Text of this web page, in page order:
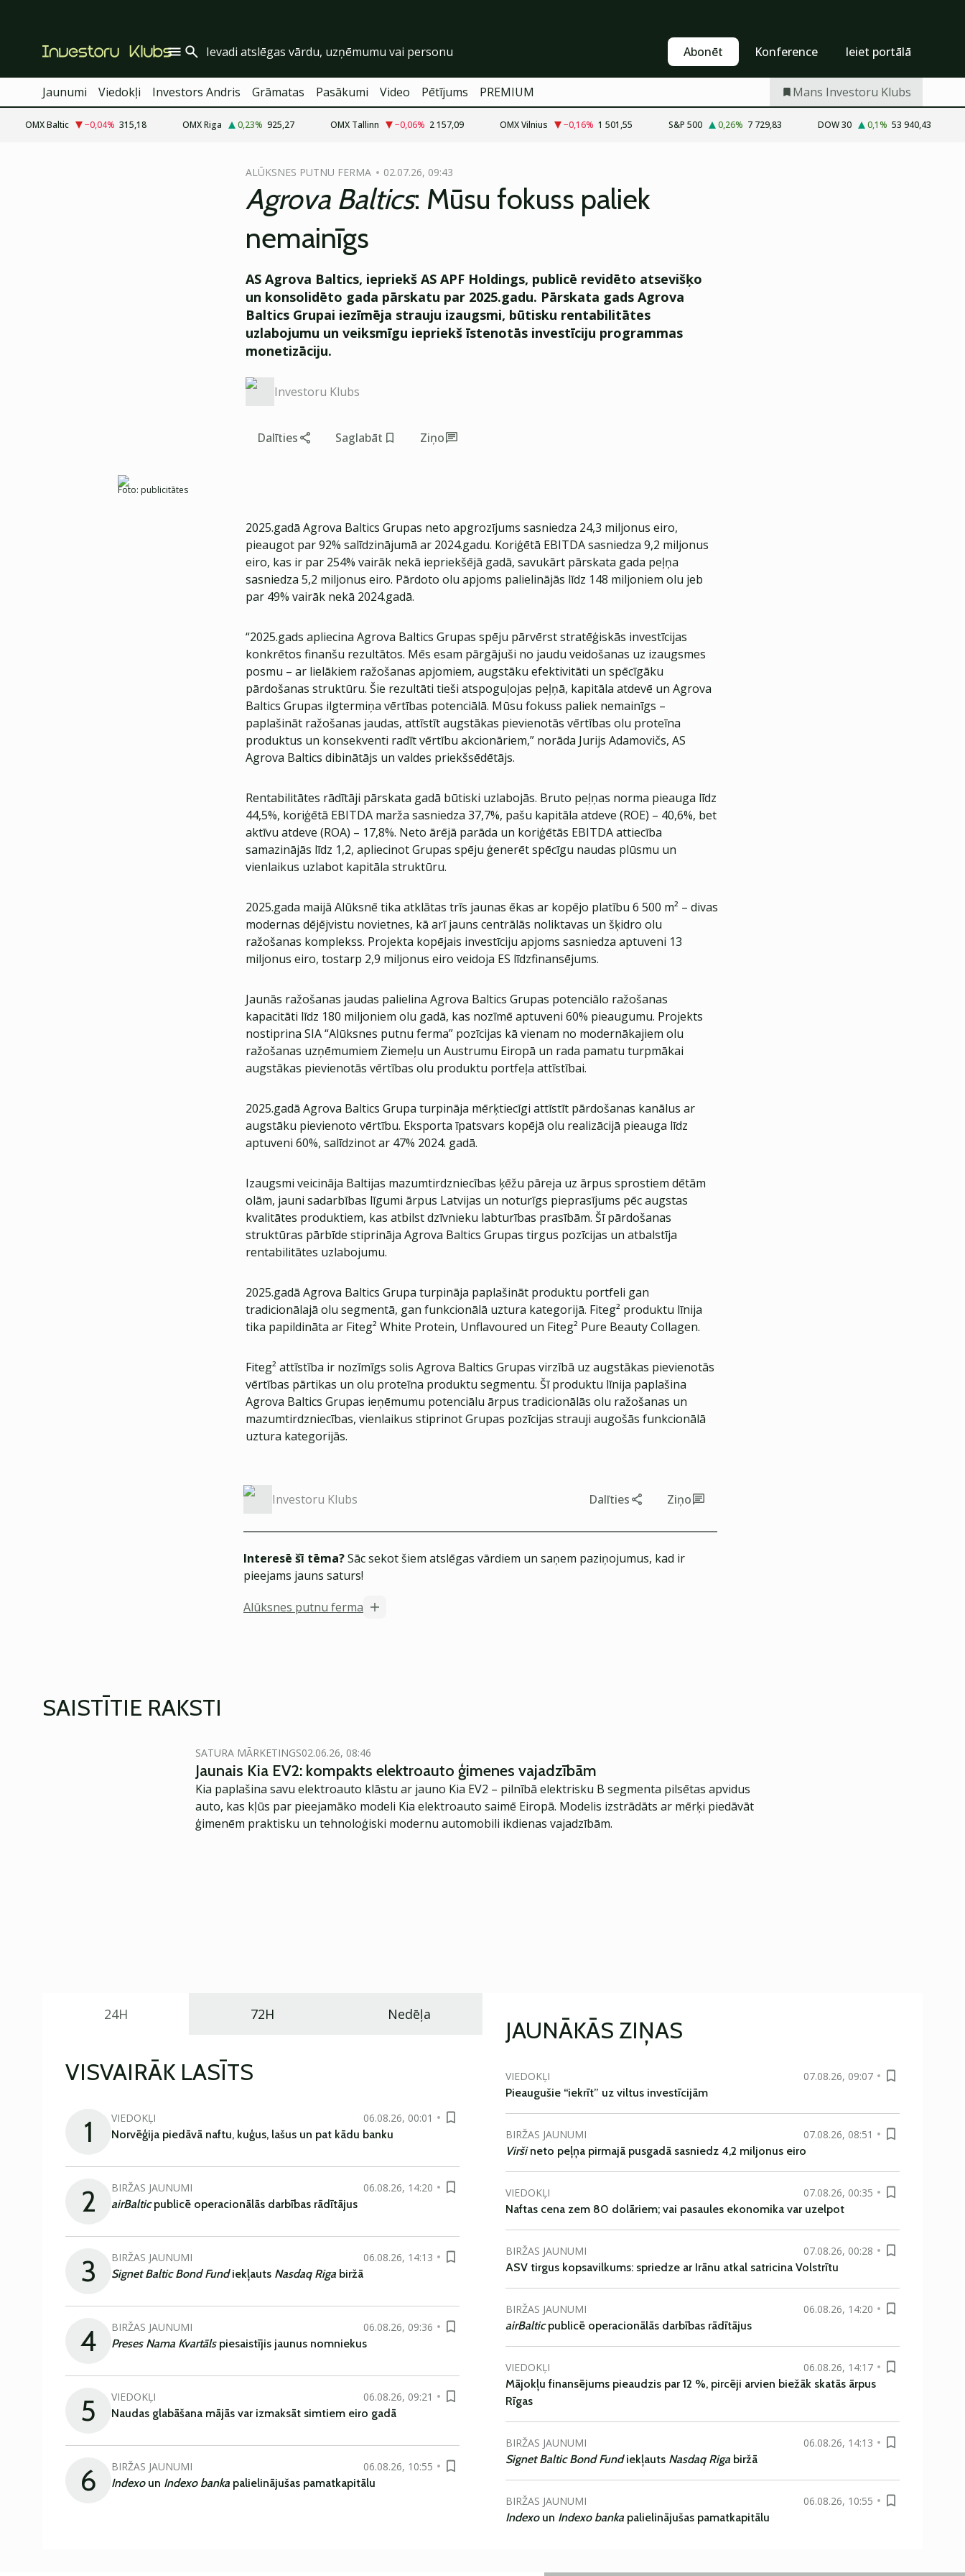
Abonēt Konference Ieiet portālā
Jaunumi Viedokļi Investors Andris Grāmatas Pasākumi Video Pētījums PREMIUM Mans Investoru Klubs
OMX Baltic −0,04% 315,18 OMX Riga 0,23% 925,27 OMX Tallinn −0,06% 2 157,09 OMX Vilnius −0,16% 1 501,55 S&P 500 0,26% 7 729,83 DOW 30 0,1% 53 940,43
ALŪKSNES PUTNU FERMA 02.07.26, 09:43
Agrova Baltics: Mūsu fokuss paliek
nemainīgs
AS Agrova Baltics, iepriekš AS APF Holdings, publicē revidēto atsevišķo
un konsolidēto gada pārskatu par 2025.gadu. Pārskata gads Agrova
Baltics Grupai iezīmēja strauju izaugsmi, būtisku rentabilitātes
uzlabojumu un veiksmīgu iepriekš īstenotās investīciju programmas
monetizāciju.
Investoru Klubs
Dalīties Saglabāt Ziņo
Foto: publicitātes
2025.gadā Agrova Baltics Grupas neto apgrozījums sasniedza 24,3 miljonus eiro,
pieaugot par 92% salīdzinājumā ar 2024.gadu. Koriģētā EBITDA sasniedza 9,2 miljonus
eiro, kas ir par 254% vairāk nekā iepriekšējā gadā, savukārt pārskata gada peļņa
sasniedza 5,2 miljonus eiro. Pārdoto olu apjoms palielinājās līdz 148 miljoniem olu jeb
par 49% vairāk nekā 2024.gadā.
“2025.gads apliecina Agrova Baltics Grupas spēju pārvērst stratēģiskās investīcijas
konkrētos finanšu rezultātos. Mēs esam pārgājuši no jaudu veidošanas uz izaugsmes
posmu – ar lielākiem ražošanas apjomiem, augstāku efektivitāti un spēcīgāku
pārdošanas struktūru. Šie rezultāti tieši atspoguļojas peļņā, kapitāla atdevē un Agrova
Baltics Grupas ilgtermiņa vērtības potenciālā. Mūsu fokuss paliek nemainīgs –
paplašināt ražošanas jaudas, attīstīt augstākas pievienotās vērtības olu proteīna
produktus un konsekventi radīt vērtību akcionāriem,” norāda Jurijs Adamovičs, AS
Agrova Baltics dibinātājs un valdes priekšsēdētājs.
Rentabilitātes rādītāji pārskata gadā būtiski uzlabojās. Bruto peļņas norma pieauga līdz
44,5%, koriģētā EBITDA marža sasniedza 37,7%, pašu kapitāla atdeve (ROE) – 40,6%, bet
aktīvu atdeve (ROA) – 17,8%. Neto ārējā parāda un koriģētās EBITDA attiecība
samazinājās līdz 1,2, apliecinot Grupas spēju ģenerēt spēcīgu naudas plūsmu un
vienlaikus uzlabot kapitāla struktūru.
2025.gada maijā Alūksnē tika atklātas trīs jaunas ēkas ar kopējo platību 6 500 m² – divas
modernas dējējvistu novietnes, kā arī jauns centrālās noliktavas un šķidro olu
ražošanas komplekss. Projekta kopējais investīciju apjoms sasniedza aptuveni 13
miljonus eiro, tostarp 2,9 miljonus eiro veidoja ES līdzfinansējums.
Jaunās ražošanas jaudas palielina Agrova Baltics Grupas potenciālo ražošanas
kapacitāti līdz 180 miljoniem olu gadā, kas nozīmē aptuveni 60% pieaugumu. Projekts
nostiprina SIA “Alūksnes putnu ferma” pozīcijas kā vienam no modernākajiem olu
ražošanas uzņēmumiem Ziemeļu un Austrumu Eiropā un rada pamatu turpmākai
augstākas pievienotās vērtības olu produktu portfeļa attīstībai.
2025.gadā Agrova Baltics Grupa turpināja mērķtiecīgi attīstīt pārdošanas kanālus ar
augstāku pievienoto vērtību. Eksporta īpatsvars kopējā olu realizācijā pieauga līdz
aptuveni 60%, salīdzinot ar 47% 2024. gadā.
Izaugsmi veicināja Baltijas mazumtirdzniecības ķēžu pāreja uz ārpus sprostiem dētām
olām, jauni sadarbības līgumi ārpus Latvijas un noturīgs pieprasījums pēc augstas
kvalitātes produktiem, kas atbilst dzīvnieku labturības prasībām. Šī pārdošanas
struktūras pārbīde stiprināja Agrova Baltics Grupas tirgus pozīcijas un atbalstīja
rentabilitātes uzlabojumu.
2025.gadā Agrova Baltics Grupa turpināja paplašināt produktu portfeli gan
tradicionālajā olu segmentā, gan funkcionālā uztura kategorijā. Fiteg² produktu līnija
tika papildināta ar Fiteg² White Protein, Unflavoured un Fiteg² Pure Beauty Collagen.
Fiteg² attīstība ir nozīmīgs solis Agrova Baltics Grupas virzībā uz augstākas pievienotās
vērtības pārtikas un olu proteīna produktu segmentu. Šī produktu līnija paplašina
Agrova Baltics Grupas ieņēmumu potenciālu ārpus tradicionālās olu ražošanas un
mazumtirdzniecības, vienlaikus stiprinot Grupas pozīcijas strauji augošās funkcionālā
uztura kategorijās.
Investoru Klubs Dalīties Ziņo
Interesē šī tēma?Sāc sekot šiem atslēgas vārdiem un saņem paziņojumus, kad ir
pieejams jauns saturs!
Alūksnes putnu ferma
SAISTĪTIE RAKSTI
SATURA MĀRKETINGS02.06.26, 08:46
Jaunais Kia EV2: kompakts elektroauto ģimenes vajadzībām
Kia paplašina savu elektroauto klāstu ar jauno Kia EV2 – pilnībā elektrisku B segmenta pilsētas apvidus
auto, kas kļūs par pieejamāko modeli Kia elektroauto saimē Eiropā. Modelis izstrādāts ar mērķi piedāvāt
ģimenēm praktisku un tehnoloģiski modernu automobili ikdienas vajadzībām.
24H 72H Nedēļa
VISVAIRĀK LASĪTS
1 VIEDOKĻI
06.08.26, 00:01
Norvēģija piedāvā naftu, kuģus, lašus un pat kādu banku
2 BIRŽAS JAUNUMI
06.08.26, 14:20
airBalticpublicē operacionālās darbības rādītājus
3 BIRŽAS JAUNUMI
06.08.26, 14:13
Signet Baltic Bond Fundiekļauts Nasdaq Riga biržā
4 BIRŽAS JAUNUMI
06.08.26, 09:36
Preses Nama Kvartāls piesaistījis jaunus nomniekus
5 VIEDOKĻI
06.08.26, 09:21
Naudas glabāšana mājās var izmaksāt simtiem eiro gadā
6 BIRŽAS JAUNUMI
06.08.26, 10:55
Indexoun Indexo banka palielinājušas pamatkapitālu
JAUNĀKĀS ZIŅAS
VIEDOKĻI
07.08.26, 09:07
Pieaugušie “iekrīt” uz viltus investīcijām
BIRŽAS JAUNUMI
07.08.26, 08:51
Viršineto peļņa pirmajā pusgadā sasniedz 4,2 miljonus eiro
VIEDOKĻI
07.08.26, 00:35
Naftas cena zem 80 dolāriem; vai pasaules ekonomika var uzelpot
BIRŽAS JAUNUMI
07.08.26, 00:28
ASV tirgus kopsavilkums: spriedze ar Irānu atkal satricina Volstrītu
BIRŽAS JAUNUMI
06.08.26, 14:20
airBalticpublicē operacionālās darbības rādītājus
VIEDOKĻI
06.08.26, 14:17
Mājokļu finansējums pieaudzis par 12 %, pircēji arvien biežāk skatās ārpus
Rīgas
BIRŽAS JAUNUMI
06.08.26, 14:13
Signet Baltic Bond Fundiekļauts Nasdaq Riga biržā
BIRŽAS JAUNUMI
06.08.26, 10:55
Indexoun Indexo banka palielinājušas pamatkapitālu